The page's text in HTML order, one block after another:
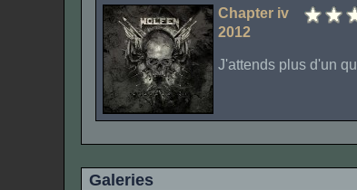
Chapter iv
2012
J'attends plus d'un
Galeries